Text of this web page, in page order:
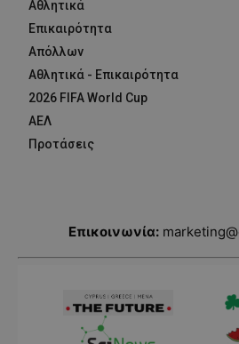
Αθλητικά
Επικαιρότητα
Απόλλων
Αθλητικά - Επικαιρότητα
2026 FIFA World Cup
ΑΕΛ
Προτάσεις
Επικοινωνία: